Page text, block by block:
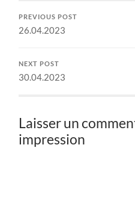
PREVIOUS POST
26.04.2023
NEXT POST
30.04.2023
Laisser un
impression